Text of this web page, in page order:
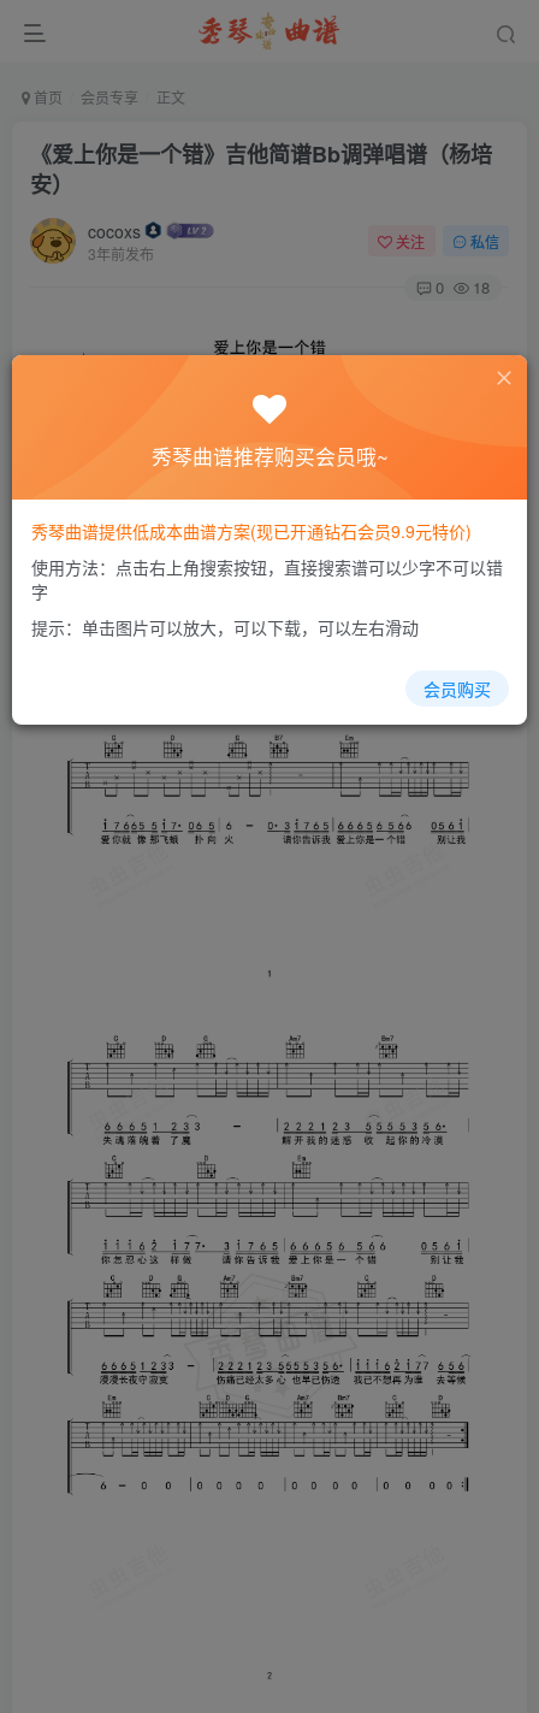
首页 会员专享 正文
《爱上你是一个错》吉他简谱Bb调弹唱谱（杨培
安）
cocoxs
3年前发布
关注 私信
0 18
秀琴曲谱推荐购买会员哦~
秀琴曲谱提供低成本曲谱方案(现已开通钻石会员9.9元特价)
使用方法：点击右上角搜索按钮，直接搜索谱可以少字不可以错
字
提示：单击图片可以放大，可以下载，可以左右滑动
会员购买